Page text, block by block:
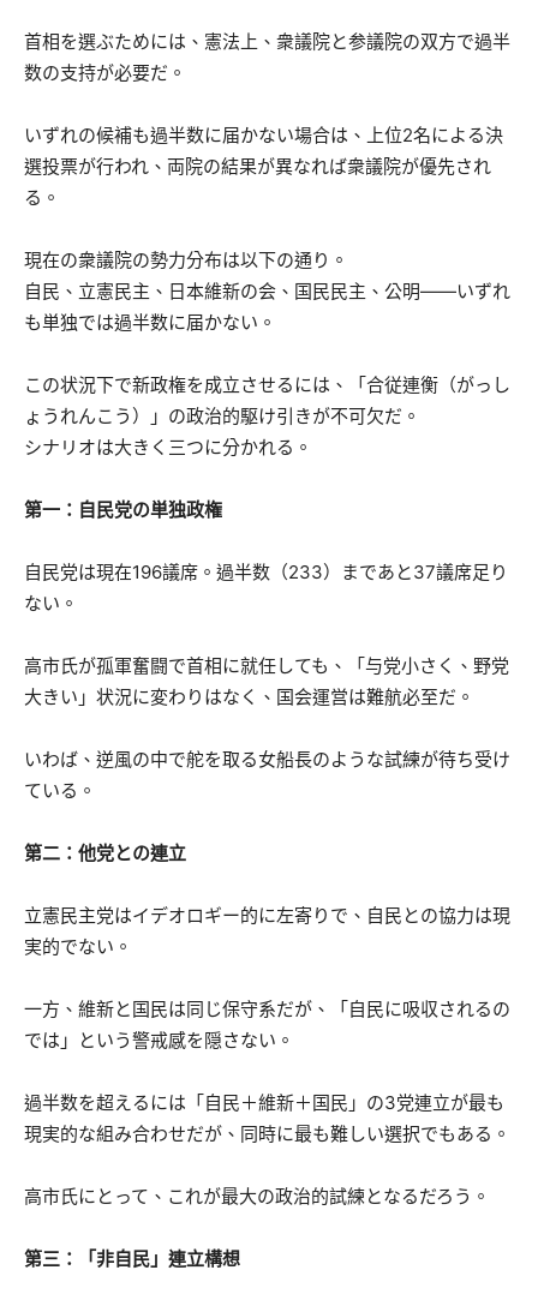
首相を選ぶためには、憲法上、衆議院と参議院の双方で過半
数の支持が必要だ。
いずれの候補も過半数に届かない場合は、上位2名による決
選投票が行われ、両院の結果が異なれば衆議院が優先され
る。
現在の衆議院の勢力分布は以下の通り。
自民、立憲民主、日本維新の会、国民民主、公明――いずれ
も単独では過半数に届かない。
この状況下で新政権を成立させるには、「合従連衡（がっし
ょうれんこう）」の政治的駆け引きが不可欠だ。
シナリオは大きく三つに分かれる。
第一：自民党の単独政権
自民党は現在196議席。過半数（233）まであと37議席足り
ない。
高市氏が孤軍奮闘で首相に就任しても、「与党小さく、野党
大きい」状況に変わりはなく、国会運営は難航必至だ。
いわば、逆風の中で舵を取る女船長のような試練が待ち受け
ている。
第二：他党との連立
立憲民主党はイデオロギー的に左寄りで、自民との協力は現
実的でない。
一方、維新と国民は同じ保守系だが、「自民に吸収されるの
では」という警戒感を隠さない。
過半数を超えるには「自民＋維新＋国民」の3党連立が最も
現実的な組み合わせだが、同時に最も難しい選択でもある。
高市氏にとって、これが最大の政治的試練となるだろう。
第三：「非自民」連立構想